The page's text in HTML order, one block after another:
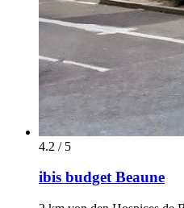
4.2 / 5
ibis budget Beaune